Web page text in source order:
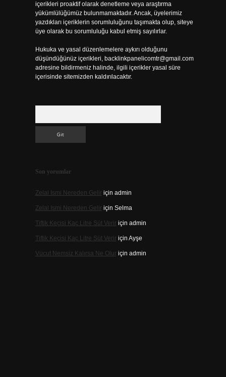
içerikleri proaktif olarak denetleme veya araştırma
yükümlülüğümüz bulunmamaktadır. Ancak, üyelerimiz
yazdıkları içeriklerin sorumluluğunu taşımakta olup, siteye
üye olarak bu sorumluluğu kabul etmiş sayılırlar.
Hukuka ve yasal düzenlemelere aykırı olduğunu
düşündüğünüz içerikleri, backlinkpanelicomtr@gmail.com
adresine bildirmeniz halinde, ilgili içerikler yasal süre
içerisinde sitemizden kaldırılacaktır.
Son yorumlar
Zelal Ismi Nereden Geliriçin admin
Zelal Ismi Nereden Geliriçin Selma
Tiftik Keçisi Kaç Litre Süt Veririçin admin
Tiftik Keçisi Kaç Litre Süt Veririçin Ayşe
Vücut Nemsiz Kalırsa Ne Oluriçin admin